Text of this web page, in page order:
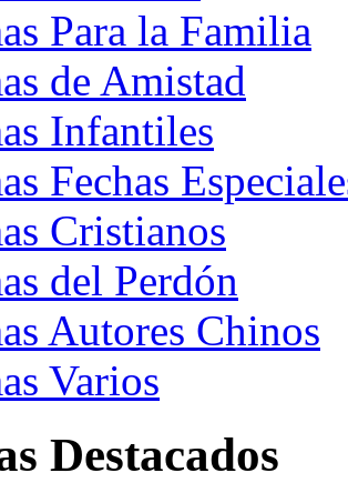
Para la Familia
de Amistad
Infantiles
Fechas
Cristianos
del Perdón
Autores Chinos
Varios
Destacados